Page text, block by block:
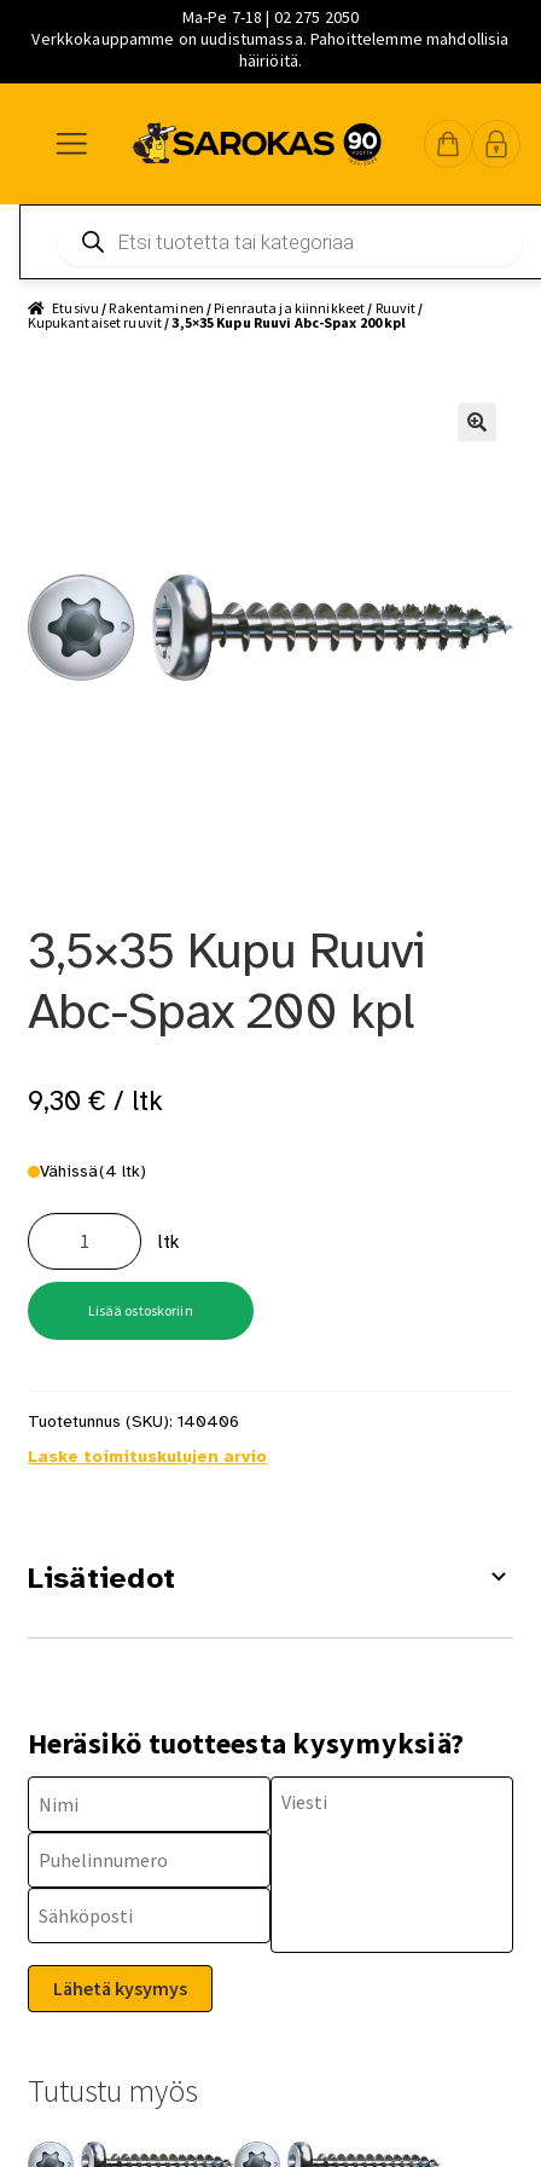
Ma-Pe 7-18 | 02 275 2050
Verkkokauppamme on uudistumassa. Pahoittelemme mahdollisia
häiriöitä.
navigointiin
sisältöön
pääsisältöön
search
Etusivu /Rakentaminen /Pienrauta ja kiinnikkeet / Ruuvit /
Kupukantaiset ruuvit / 3,5×35 Kupu Ruuvi Abc-Spax 200 kpl
3,5×35 Kupu Ruuvi
Abc-Spax 200 kpl
9,30 € / ltk
Vähissä(4 ltk)
3,5x35
Kupu
Ruuvi
Abc-
Spax
200
kpl
määrä
ltk
Lisää ostoskoriin
Tuotetunnus (SKU): 140406
Laske toimituskulujen arvio
Lisätiedot
Heräsikö tuotteesta kysymyksiä?
Tutustu myös